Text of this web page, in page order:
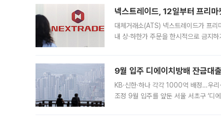
넥스트레이드, 12일부터 프리마
대체거래소(ATS) 넥스트레이드가 프
내 상·하한가 주문을 한시적으로 금지
9월 입주 디에이치방배 잔금
KB·신한·하나 각각 1000억 배정…우
조정 9월 입주를 앞둔 서울 서초구 ‘디